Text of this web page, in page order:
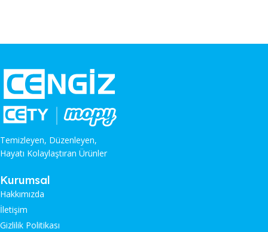
Temizleyen, Düzenleyen,
Hayatı Kolaylaştıran Ürünler
Kurumsal
Hakkımızda
İletişim
Gizlilik Politikası